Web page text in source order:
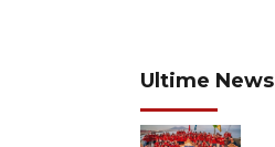
Ultime News